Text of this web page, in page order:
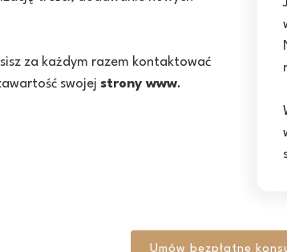
za każdym razem kontaktować
swojejstrony www.
Umów bezpłatne